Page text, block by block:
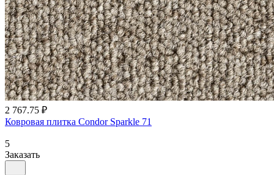
2 767.75 ₽
Ковровая плитка Condor Sparkle 71
5
Заказать